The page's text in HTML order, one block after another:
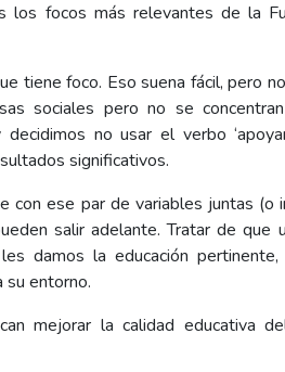
los focos más relevantes de la
tiene foco. Eso suena fácil, pero
sociales pero no se
no usar el verbo
significativos.
con ese par de variables juntas (o
salir adelante. Tratar de que
damos la educación
su entorno.
mejorar la calidad educativa